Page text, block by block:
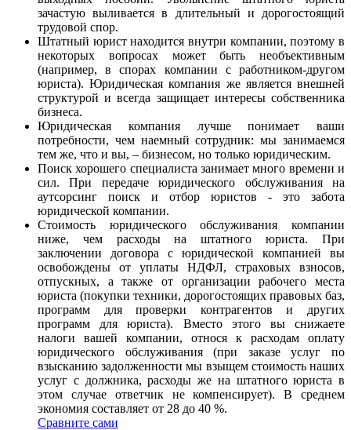
зачастую выливается в длительный и дорогостоящий
трудовой спор.
Штатный юрист находится внутри компании, поэтому в
некоторых вопросах может быть необъективным
(например, в спорах компании с работником-другом
юриста). Юридическая компания же является внешней
структурой и всегда защищает интересы собственника
бизнеса.
Юридическая компания лучше понимает ваши
потребности, чем наемный сотрудник: мы занимаемся
тем же, что и вы, – бизнесом, но только юридическим.
Поиск хорошего специалиста занимает много времени и
сил. При передаче юридического обслуживания на
аутсорсинг поиск и отбор юристов - это забота
юридической компании.
Стоимость юридического обслуживания компании
ниже, чем расходы на штатного юриста. При
заключении договора с юридической компанией вы
освобождены от уплаты НДФЛ, страховых взносов,
отпускных, а также от организации рабочего места
юриста (покупки техники, дорогостоящих правовых баз,
программ для проверки контрагентов и других
программ для юриста). Вместо этого вы снижаете
налоги вашей компании, относя к расходам оплату
юридического обслуживания (при заказе услуг по
взысканию задолженности мы взыщем стоимость наших
услуг с должника, расходы же на штатного юриста в
этом случае ответчик не компенсирует). В среднем
экономия составляет от 28 до 40 %.
Сравните сами